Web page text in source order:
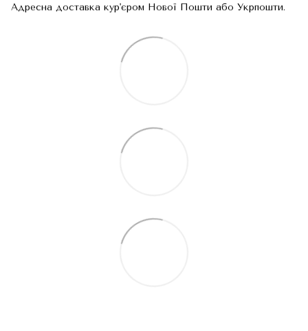
Адресна доставка кур'єром Нової Пошти або Укрпошти.